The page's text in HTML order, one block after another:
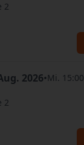
2
2026•Mi. 15:00
2